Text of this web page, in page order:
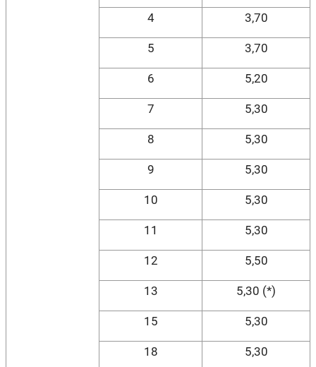
4 3,70
5 3,70
6 5,20
7 5,30
8 5,30
9 5,30
10 5,30
11 5,30
12 5,50
13 5,30 (*)
15 5,30
18 5,30